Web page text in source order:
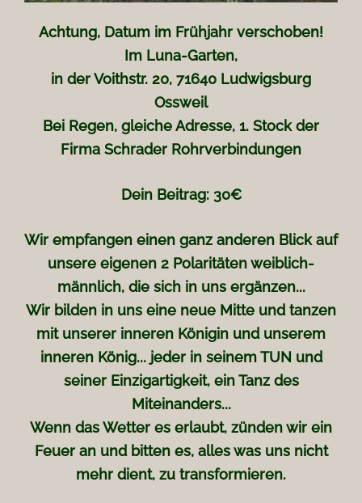
Achtung, Datum im Frühjahr verschoben!
Im Luna-Garten,
in der Voithstr. 20, 71640 Ludwigsburg
Ossweil
Bei Regen, gleiche Adresse, 1. Stock der
Firma Schrader Rohrverbindungen
Dein Beitrag: 30€
Wir empfangen einen ganz anderen Blick auf
unsere eigenen 2 Polaritäten weiblich-
männlich, die sich in uns ergänzen...
Wir bilden in uns eine neue Mitte und tanzen
mit unserer inneren Königin und unserem
inneren König... jeder in seinem TUN und
seiner Einzigartigkeit, ein Tanz des
Miteinanders...
Wenn das Wetter es erlaubt, zünden wir ein
Feuer an und bitten es, alles was uns nicht
mehr dient, zu transformieren.